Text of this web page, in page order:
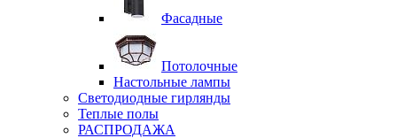
Фасадные
Потолочные
Настольные лампы
Светодиодные гирлянды
Теплые полы
РАСПРОДАЖА